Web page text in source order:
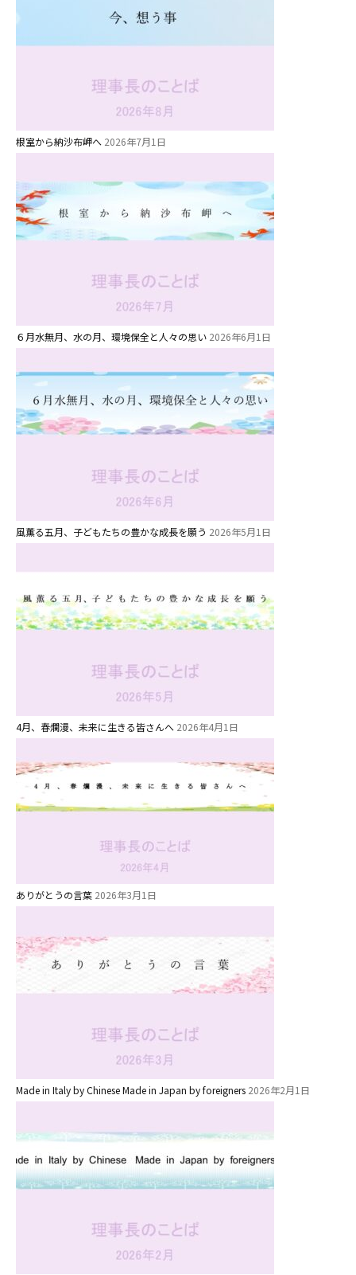
根室から納沙布岬へ 2026年7月1日
６月水無月、水の月、環境保全と人々の思い 2026年6月1日
風薫る五月、子どもたちの豊かな成長を願う 2026年5月1日
4月、春爛漫、未来に生きる皆さんへ 2026年4月1日
ありがとうの言葉 2026年3月1日
Made in Italy by Chinese Made in Japan by foreigners 2026年2月1日
お知らせ
今日の幼稚園
園児募集要項
教職員募集
園のこと
給⾷
理事長のことば
教育と保育
年間⾏事
預かり保育［ヒラソル ]
美⽊多チコス
美⽊多チコスについて
未就園児クラス